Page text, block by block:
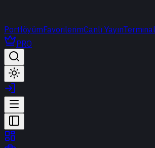
PortföyümFavorilerimCanlı YayınTerminal
PRO